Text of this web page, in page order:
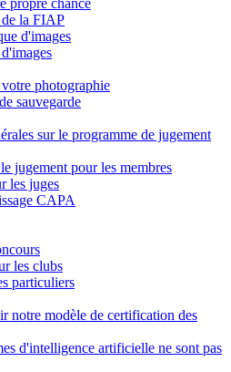
propre chance
la FIAP
d'images
photographie
sauvegarde
sur le programme de jugement
jugement pour les membres
les juges
CAPA
les clubs
particuliers
notre modèle de certification des
d'intelligence artificielle ne sont pas